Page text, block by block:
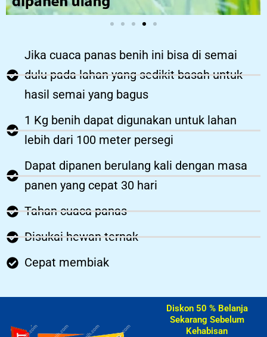
Jika cuaca panas benih ini bisa di semai
dulu pada lahan yang sedikit basah untuk
hasil semai yang bagus
1 Kg benih dapat digunakan untuk lahan
lebih dari 100 meter persegi
Dapat dipanen berulang kali dengan masa
panen yang cepat 30 hari
Tahan cuaca panas
Disukai hewan ternak
Cepat membiak
Diskon 50 % Belanja
Sekarang Sebelum
Kehabisan​